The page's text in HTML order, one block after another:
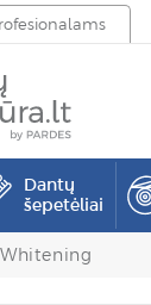
Dantų
šepetėliai